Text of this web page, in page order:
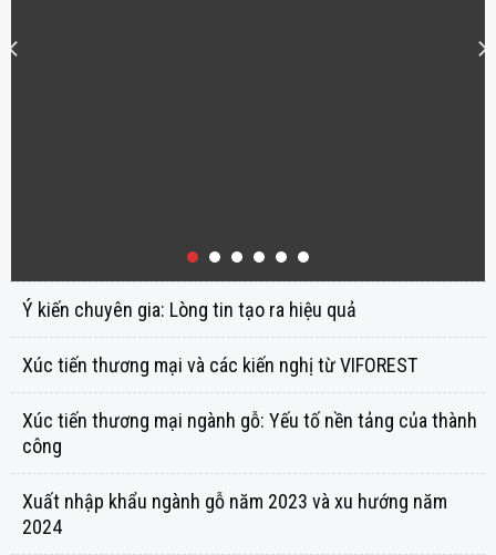
Ý kiến chuyên gia: Lòng tin tạo ra hiệu quả
Xúc tiến thương mại và các kiến nghị từ VIFOREST
Xúc tiến thương mại ngành gỗ: Yếu tố nền tảng của thành
công
Xuất nhập khẩu ngành gỗ năm 2023 và xu hướng năm
2024